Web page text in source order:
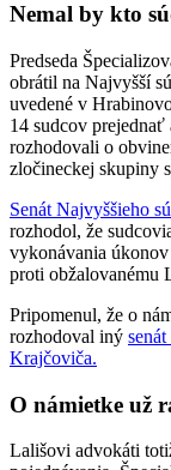
Nemal by kto
Predseda
obrátil na Najvyšší
uvedené v
14 sudcov
rozhodovali o
zločineckej skupiny
Senát Najvyššieho
rozhodol, že
vykonávania úkonov
proti obžalovanému
Pripomenul, že o
rozhodoval iný
Krajčoviča.
O námietke už
Lališovi advokáti